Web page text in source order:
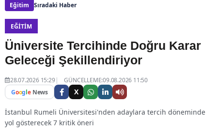
Eğitim Sıradaki Haber
EĞITIM
Üniversite Tercihinde Doğru Karar
Geleceği Şekillendiriyor
28.07.2026 15:29
GÜNCELLEME:09.08.2026 11:50
Google News X
İstanbul Rumeli Üniversitesi'nden adaylara tercih döneminde
yol gösterecek 7 kritik öneri